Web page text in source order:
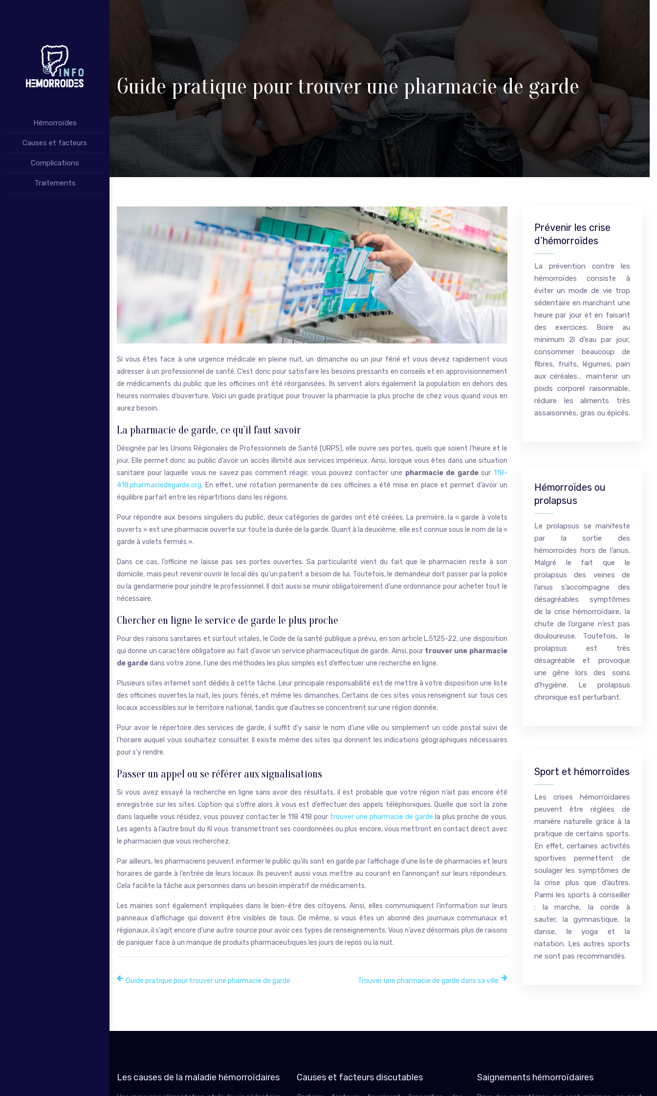
Hémorroïdes
Causes et facteurs
Complications
Traitements
Guide pratique pour trouver une pharmacie de garde
Si vous êtes face à une urgence médicale en pleine nuit, un dimanche ou un jour férié et vous devez rapidement vous
adresser à un professionnel de santé. C’est donc pour satisfaire les besoins pressants en conseils et en approvisionnement
de médicaments du public que les officines ont été réorganisées. Ils servent alors également la population en dehors des
heures normales d’ouverture. Voici un guide pratique pour trouver la pharmacie la plus proche de chez vous quand vous en
aurez besoin.
La pharmacie de garde, ce qu’il faut savoir
Désignée par les Unions Régionales de Professionnels de Santé (URPS), elle ouvre ses portes, quels que soient l’heure et le
jour. Elle permet donc au public d’avoir un accès illimité aux services impérieux. Ainsi, lorsque vous êtes dans une situation
sanitaire pour laquelle vous ne savez pas comment réagir, vous pouvez contacter une pharmacie de gardesur 118-
418.pharmaciedegarde.org. En effet, une rotation permanente de ces officines a été mise en place et permet d’avoir un
équilibre parfait entre les répartitions dans les régions.
Pour répondre aux besoins singuliers du public, deux catégories de gardes ont été créées. La première, la « garde à volets
ouverts » est une pharmacie ouverte sur toute la durée de la garde. Quant à la deuxième, elle est connue sous le nom de la «
garde à volets fermés ».
Dans ce cas, l’officine ne laisse pas ses portes ouvertes. Sa particularité vient du fait que le pharmacien reste à son
domicile, mais peut revenir ouvrir le local dès qu’un patient a besoin de lui. Toutefois, le demandeur doit passer par la police
ou la gendarmerie pour joindre le professionnel. Il doit aussi se munir obligatoirement d’une ordonnance pour acheter tout le
nécessaire.
Chercher en ligne le service de garde le plus proche
Pour des raisons sanitaires et surtout vitales, le Code de la santé publique a prévu, en son article L.5125-22, une disposition
qui donne un caractère obligatoire au fait d’avoir un service pharmaceutique de garde. Ainsi, pour trouver une pharmacie
de gardedans votre zone, l’une des méthodes les plus simples est d’effectuer une recherche en ligne.
Plusieurs sites internet sont dédiés à cette tâche. Leur principale responsabilité est de mettre à votre disposition une liste
des officines ouvertes la nuit, les jours fériés, et même les dimanches. Certains de ces sites vous renseignent sur tous ces
locaux accessibles sur le territoire national, tandis que d’autres se concentrent sur une région donnée.
Pour avoir le répertoire des services de garde, il suffit d’y saisir le nom d’une ville ou simplement un code postal suivi de
l’horaire auquel vous souhaitez consulter. Il existe même des sites qui donnent les indications géographiques nécessaires
pour s’y rendre.
Passer un appel ou se référer aux signalisations
Si vous avez essayé la recherche en ligne sans avoir des résultats, il est probable que votre région n’ait pas encore été
enregistrée sur les sites. L’option qui s’offre alors à vous est d’effectuer des appels téléphoniques. Quelle que soit la zone
dans laquelle vous résidez, vous pouvez contacter le 118 418 pour trouver une pharmacie de garde la plus proche de vous.
Les agents à l’autre bout du fil vous transmettront ses coordonnées ou plus encore, vous mettront en contact direct avec
le pharmacien que vous recherchez.
Par ailleurs, les pharmaciens peuvent informer le public qu’ils sont en garde par l’affichage d’une liste de pharmacies et leurs
horaires de garde à l’entrée de leurs locaux. Ils peuvent aussi vous mettre au courant en l’annonçant sur leurs répondeurs.
Cela facilite la tâche aux personnes dans un besoin impératif de médicaments.
Les mairies sont également impliquées dans le bien-être des citoyens. Ainsi, elles communiquent l’information sur leurs
panneaux d’affichage qui doivent être visibles de tous. De même, si vous êtes un abonné des journaux communaux et
régionaux, il s’agit encore d’une autre source pour avoir ces types de renseignements. Vous n’avez désormais plus de raisons
de paniquer face à un manque de produits pharmaceutiques les jours de repos ou la nuit.
Guide pratique pour trouver une pharmacie de garde Trouver une pharmacie de garde dans sa ville
Prévenir les crise
d’hémorroïdes
La prévention contre les
hémorroïdes consiste à
éviter un mode de vie trop
sédentaire en marchant une
heure par jour et en faisant
des exercices. Boire au
minimum 2l d’eau par jour,
consommer beaucoup de
fibres, fruits, légumes, pain
aux céréales… maintenir un
poids corporel raisonnable,
réduire les aliments très
assaisonnés, gras ou épicés.
Hémorroïdes ou
prolapsus
Le prolapsus se manifeste
par la sortie des
hémorroïdes hors de l’anus.
Malgré le fait que le
prolapsus des veines de
l’anus s’accompagne des
désagréables symptômes
de la crise hémorroïdaire, la
chute de l’organe n’est pas
douloureuse. Toutefois, le
prolapsus est très
désagréable et provoque
une gêne lors des soins
d’hygiène. Le prolapsus
chronique est perturbant.
Sport et hémorroïdes
Les crises hémorroïdaires
peuvent être réglées de
manière naturelle grâce à la
pratique de certains sports.
En effet, certaines activités
sportives permettent de
soulager les symptômes de
la crise plus que d’autres.
Parmi les sports à conseiller
: la marche, la corde à
sauter, la gymnastique, la
danse, le yoga et la
natation. Les autres sports
ne sont pas recommandés.
Les causes de la maladie hémorroïdaires Causes et facteurs discutables Saignements hémorroïdaires